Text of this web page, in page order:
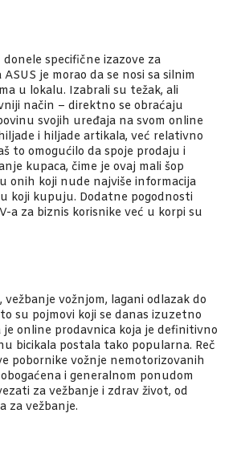
specifične izazove za
je morao da se nosi sa silnim
u lokalu. Izabrali su težak, ali
način – direktno se obraćaju
svojih uređaja na svom online
i hiljade artikala, već relativno
to omogućilo da spoje prodaju i
kupaca, čime je ovaj mali šop
onih koji nude najviše informacija
koji kupuju. Dodatne pogodnosti
a za biznis korisnike već u korpi su
vežbanje vožnjom, lagani odlazak do
su pojmovi koji se danas izuzetno
je online prodavnica koja je definitivno
bicikala postala tako popularna. Reč
pobornike vožnje nemotorizovanih
i generalnom ponudom
za vežbanje i zdrav život, od
za vežbanje.